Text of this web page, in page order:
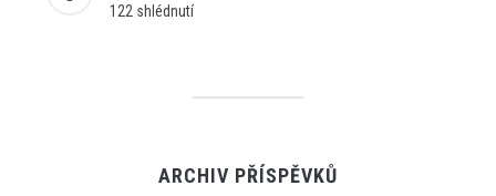
122 shlédnutí
ARCHIV PŘÍSPĚVKŮ